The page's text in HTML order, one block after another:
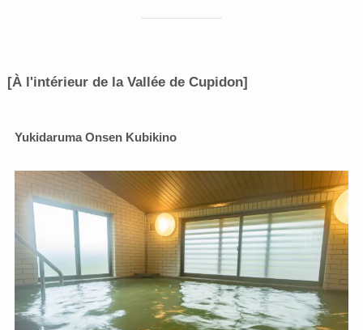
[À l'intérieur de la Vallée de Cupidon]
Yukidaruma Onsen Kubikino